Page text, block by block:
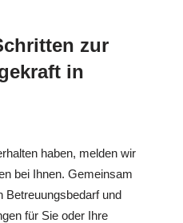
zur
in
haben, melden wir
bei Ihnen. Gemeinsam
Betreuungsbedarf und
für Sie oder Ihre